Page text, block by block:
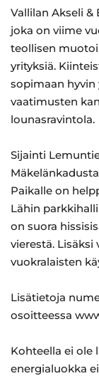
Vallilan Akseli
joka on viime
teollisen
yrityksiä.
sopimaan hyvin
vaatimusten
lounasravintola.
Sijainti
Paikalle on
Lähin
on suora
vierestä.
vuokralaisten
Lisätietoja
osoitteessa
Kohteella ei ole
energialuokka